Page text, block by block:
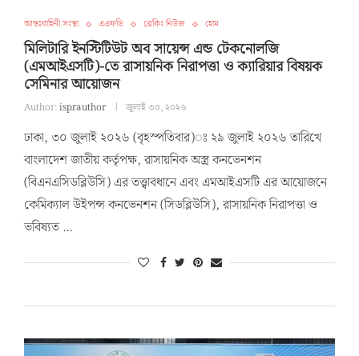
আন্তঃবাহিনী সংস্থা এএফডি ব্রেকিং নিউজ হোম
মিলিটারি ইনস্টিটিউট অব সায়েন্স এন্ড টেকনোলজি
(এমআইএসটি)-তে রাসায়নিক নিরাপত্তা ও ক্যারিয়ার বিষয়ক
সেমিনার আয়োজন
Author:isprauthor জুলাই ৩০, ২০২৬
ঢাকা, ৩০ জুলাই ২০২৬ (বৃহস্পতিবার)ঃ ২৯ জুলাই ২০২৬ তারিখে
বাংলাদেশ জাতীয় কর্তৃপক্ষ, রাসায়নিক অস্ত্র কনভেনশন
(বিএনএসিডব্লিউসি) এর তত্ত্বাবধানে এবং এমআইএসটি এর আয়োজনে
কেমিক্যাল উইপন্স কনভেনশন (সিডব্লিউসি), রাসায়নিক নিরাপত্তা ও
ভবিষ্যত …